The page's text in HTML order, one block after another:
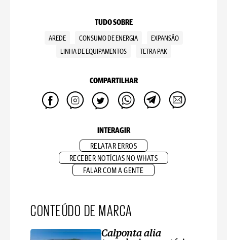
TUDO SOBRE
AREDE CONSUMO DE ENERGIA
EXPANSÃO
LINHA DE EQUIPAMENTOS
TETRA PAK
COMPARTILHAR
INTERAGIR
RELATAR ERROS
RECEBER NOTÍCIAS NO WHATS
FALAR COM A GENTE
CONTEÚDO DE MARCA
Calponta alia